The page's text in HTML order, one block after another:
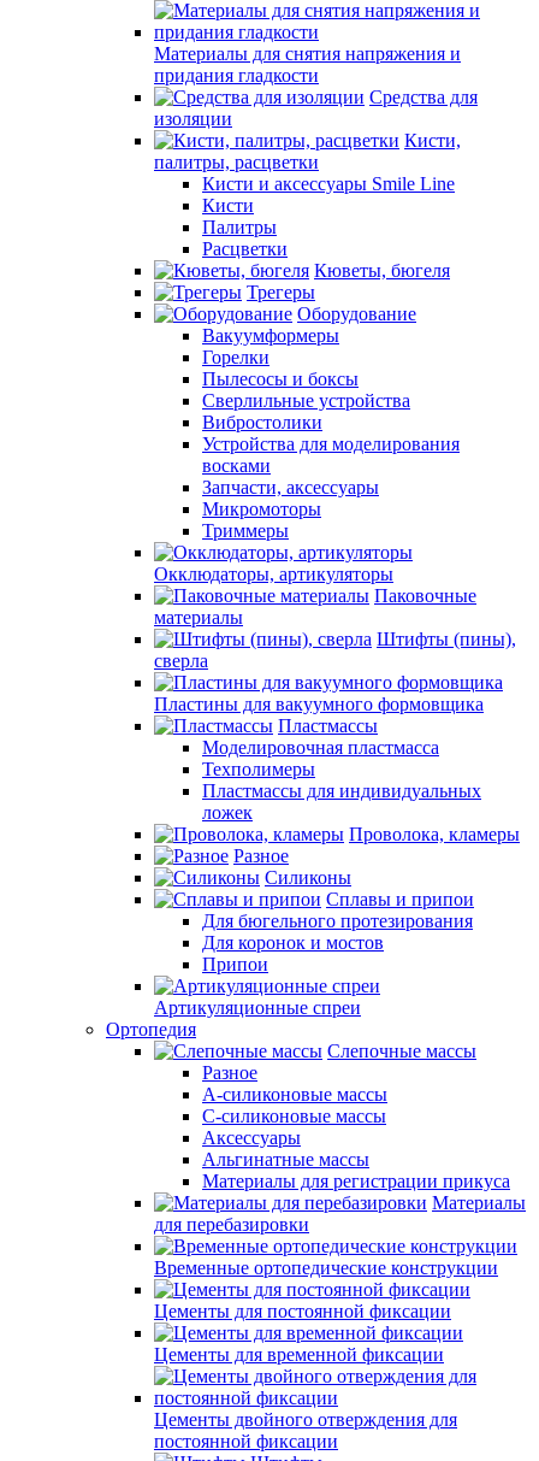
Материалы для снятия напряжения и
придания гладкости
Средства для
изоляции
Кисти,
палитры, расцветки
Кисти и аксессуары Smile Line
Кисти
Палитры
Расцветки
Кюветы, бюгеля
Трегеры
Оборудование
Вакуумформеры
Горелки
Пылесосы и боксы
Сверлильные устройства
Вибростолики
Устройства для моделирования
восками
Запчасти, аксессуары
Микромоторы
Триммеры
Окклюдаторы, артикуляторы
Паковочные
материалы
Штифты (пины),
сверла
Пластины для вакуумного формовщика
Пластмассы
Моделировочная пластмасса
Техполимеры
Пластмассы для индивидуальных
ложек
Проволока, кламеры
Разное
Силиконы
Сплавы и припои
Для бюгельного протезирования
Для коронок и мостов
Припои
Артикуляционные спреи
Ортопедия
Слепочные массы
Разное
А-силиконовые массы
С-силиконовые массы
Аксессуары
Альгинатные массы
Материалы для регистрации прикуса
Материалы
для перебазировки
Временные ортопедические конструкции
Цементы для постоянной фиксации
Цементы для временной фиксации
Цементы двойного отверждения для
постоянной фиксации